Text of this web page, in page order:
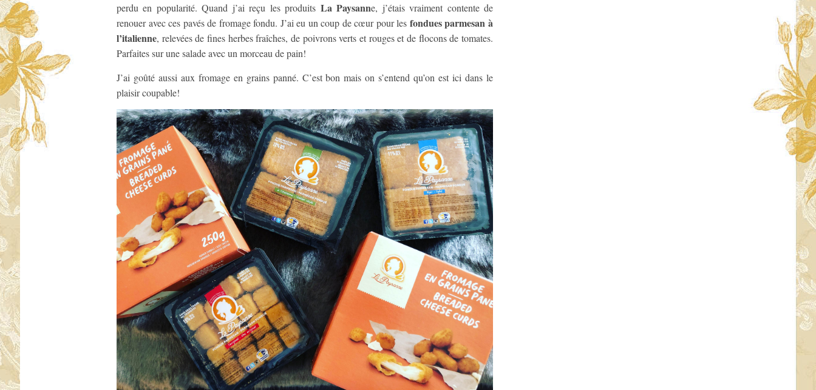
perdu en popularité. Quand j’ai reçu les produits La Paysanne, j’étais vraiment contente de
renouer avec ces pavés de fromage fondu. J’ai eu un coup de cœur pour les fondues parmesan à
l’italienne, relevées de fines herbes fraîches, de poivrons verts et rouges et de flocons de tomates.
Parfaites sur une salade avec un morceau de pain!
J’ai goûté aussi aux fromage en grains panné. C’est bon mais on s’entend qu’on est ici dans le
plaisir coupable!